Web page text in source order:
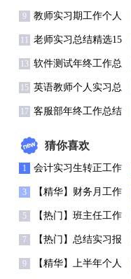
合12篇
9 教师实习期工作个人
总结
11 老师实习总结精选15
篇
13 软件测试年终工作总
结
15 英语教师个人实习总
结7篇
17 客服部年终工作总结
猜你喜欢
1 会计实习生转正工作
总结7篇
3 【精华】财务月工作
总结3篇
5 【热门】班主任工作
总结模板汇总7篇
7 【热门】总结实习报
告范文汇总七篇
9 【精华】上半年个人